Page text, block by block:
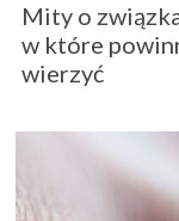
Mity o
w które
wierzyć